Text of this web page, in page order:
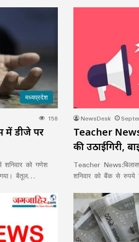
मध्यप्रदेश
158
में डीजे पर
को गणेश
गया। बैतूल…
NewsDesk
Teacher
की उठाईगिरी,
Teacher
शनिवार को बैंक से